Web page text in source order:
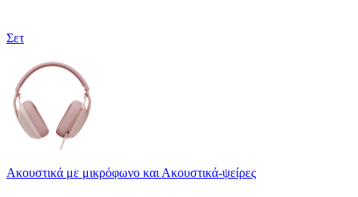
Σετ
Ακουστικά με μικρόφωνο και Ακουστικά-ψείρες